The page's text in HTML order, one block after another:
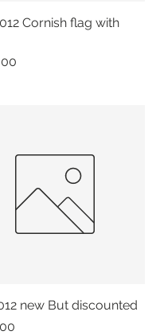
Snel overzicht
Cornish flag with
Snel overzicht
new But discounted